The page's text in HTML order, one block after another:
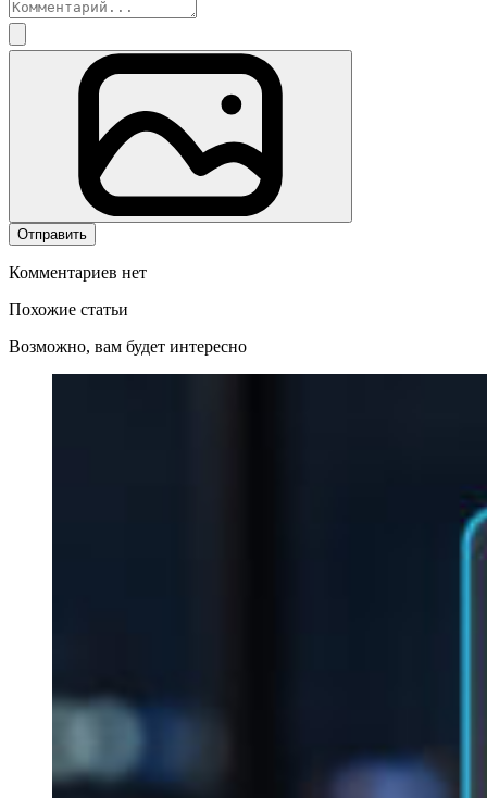
Отправить
Комментариев нет
Похожие статьи
Возможно, вам будет интересно